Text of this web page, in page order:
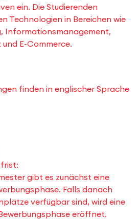
ein. Die Studierenden
Technologien in Bereichen wie
Informationsmanagement,
E-Commerce.
finden in englischer Sprache
gibt es zunächst eine
Falls danach
verfügbar sind, wird eine
eröffnet.